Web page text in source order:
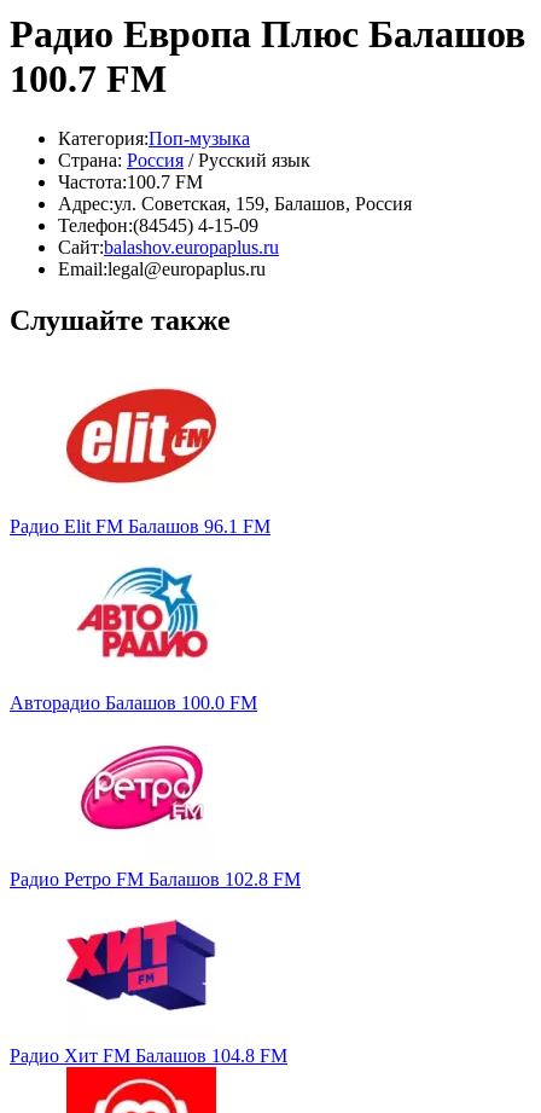
Радио Европа Плюс Балашов
100.7 FM
Категория:Поп-музыка
Страна: Россия / Русский язык
Частота:100.7 FM
Адрес:ул. Советская, 159, Балашов, Россия
Телефон:(84545) 4-15-09
Сайт:balashov.europaplus.ru
Email:legal@europaplus.ru
Слушайте также
Радио Elit FM Балашов 96.1 FM
Авторадио Балашов 100.0 FM
Радио Ретро FM Балашов 102.8 FM
Радио Хит FM Балашов 104.8 FM